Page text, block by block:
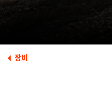
장비